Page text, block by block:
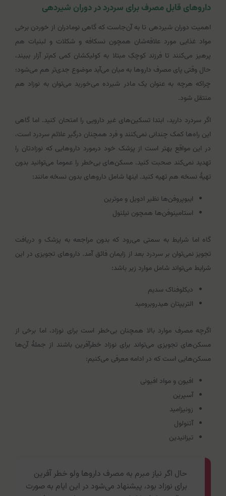
داروهای قابل مصرف برای سردرد در دوران شیردهی
اهمیت دوران شیردهی تا به آن‌جاست که گاهی نومادران از خوردن برخی
مواد غذایی مورد علاقه‌شان همچون نسکافه و شکلات و لبنیات هم
پرهیز می‌کنند تا فرزند کوچکِ مبتلا به کولیکشان کمی کم‌تر آزار ببیند،
حال وقتی پای مصرف داروها به میان می‌آید موضوع جدی‌تر هم می‌شود؛
چراکه هرچه به عنوان یک مادر شیرده می‌خورید می‌توان به نوزاد هم
منتقل شود.
اگر سردرد دارید، ابتدا تسکین‌های غیر دارویی را امتحان کنید. اما گاهی
این راه‌ها کمک چندانی نمی‌کنند و فرد همچنان درگیر علائم سردرد است،
در این مواقع بهتر است از پزشک خود درمورد داروهایی که نوزادتان را
تهدید نمی‌کند صحبت کنید. مسکن‌های بی‌خطر را عموما می‌توانید بدون
تهیۀ نسخه هم تهیه کنید. اینها شامل داروهای بدون نسخه مانند:
ایبوپروفن‌ها نظیر ادویل و موترین
استامینوفن‌ها همچون نیلنول
گاه اما شرایط به سمتی می‌رود که بدون مراجعه به پزشک و دریافت
تجویز نمی‌توان بر سردرد بعد از زایمان فائق آمد. داروهای تجویزی در این
شرایط می‌تواند شامل موارد زیر باشد:
دیکلوفناک سدیم
التریپتان هیدروبرومید
اگرچه مصرف موارد بالا همچنان بی‌خطر است برای نوزاد، اما برخی از
مسکن‌های تجویزی می‌تواند برای نوزاد خطرآفرین باشند از جملۀ آن‌ها
مسکن‌هایی است که در ادامه معرفی می‌کنیم:
افیون و مواد افیونی
آسپرین
زونیزامید
آتنولول
تیزانیدین
حال اگر نیاز مبرم به مصرف داروها ولو خطر آفرین
برای نوزاد بود، پیشنهاد می‌شود در این ایام به صورت